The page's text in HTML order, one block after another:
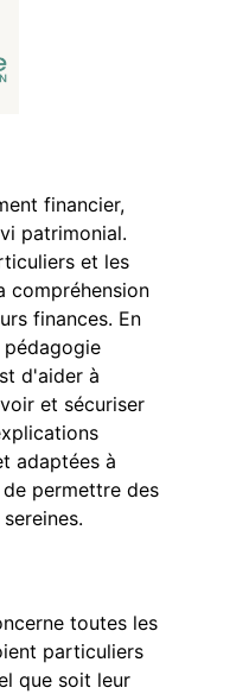
financier,
patrimonial.
et les
compréhension
finances. En
d'aider à
et sécuriser
adaptées à
permettre des
toutes les
particuliers
que soit leur